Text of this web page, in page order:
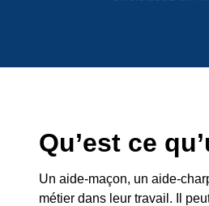
Qu’est ce
Un aide-maçon, un aide-
métier dans leur travail. Il